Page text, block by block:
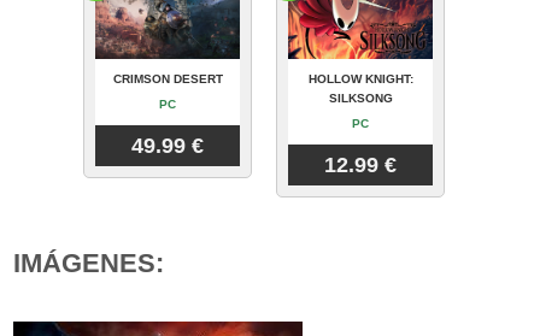
CRIMSON DESERT
PC
49.99 €
HOLLOW KNIGHT:
SILKSONG
PC
12.99 €
IMÁGENES: